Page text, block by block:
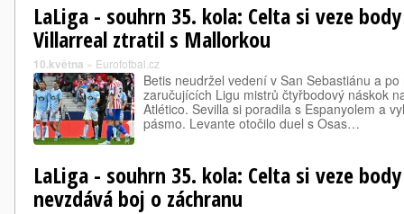
LaLiga - souhrn 35. kola: Celta si veze
Villarreal ztratil s Mallorkou
10.května » Eurofotbal.cz
Betis neudržel vedení v San Sebastiánu a
zaručujících Ligu mistrů čtyřbodový náskok
Atlético. Sevilla si poradila s Espanyolem a
pásmo. Levante otočilo duel s Osas…
LaLiga - souhrn 35. kola: Celta si veze
nevzdává boj o záchranu